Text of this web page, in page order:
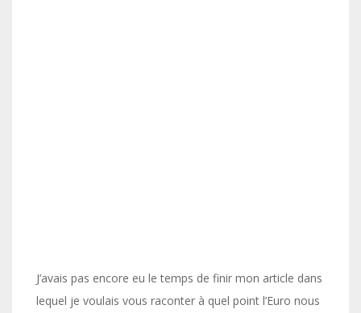
J’avais pas encore eu le temps de finir mon article dans
lequel je voulais vous raconter à quel point l’Euro nous